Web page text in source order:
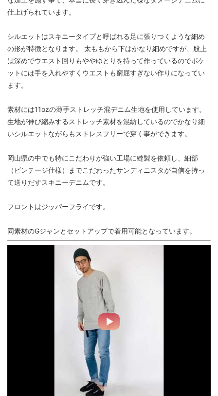
仕上げられています。
シルエットはスキニータイプと呼ばれる足に張りつくような細め
の形が特徴となります。 太ももから下はかなり細めですが、股上
は深めでウエスト回りもややゆとりを持って作っているのでポケ
ットには手を入れやすくウエストも窮屈すぎない作りになってい
ます。
素材には11ozの薄手ストレッチ混デニム生地を使用しています。
生地が伸び縮みするストレッチ素材を混紡しているのでかなり細
いシルエットながらもストレスフリーで穿く事ができます。
岡山県の中でも特にこだわりが強い工場に縫製を依頼し、細部
（ビンテージ仕様）までこだわったサンディニスタが自信を持っ
て送りだすスキニーデニムです。
フロントはジッパーフライです。
同素材のGジャンとセットアップで着用可能となっています。